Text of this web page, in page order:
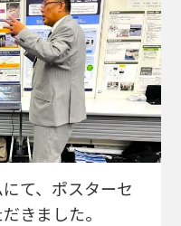
て、ポスターセ
きました。